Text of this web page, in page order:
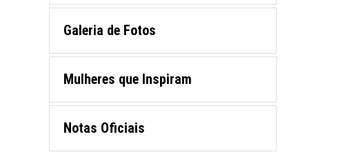
Galeria de Fotos
Mulheres que Inspiram
Notas Oficiais